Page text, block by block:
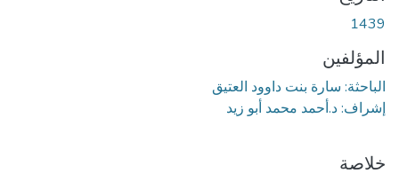
1439
المؤلفين
الباحثة: سارة بنت داوود العتيق
إشراف: د.أحمد محمد أبو زيد
خلاصة